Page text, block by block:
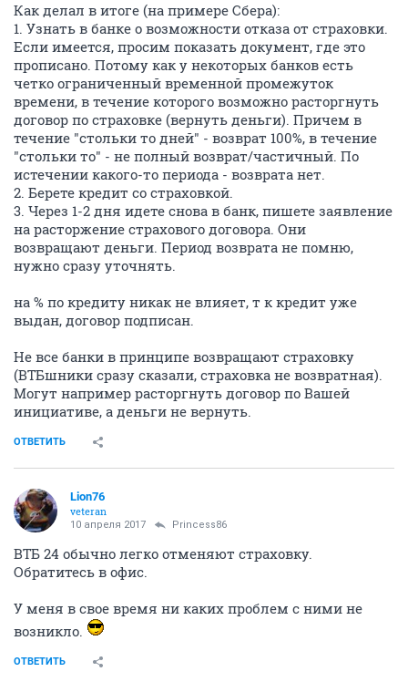
Как делал в итоге (на примере Сбера):
1. Узнать в банке о возможности отказа от страховки.
Если имеется, просим показать документ, где это
прописано. Потому как у некоторых банков есть
четко ограниченный временной промежуток
времени, в течение которого возможно расторгнуть
договор по страховке (вернуть деньги). Причем в
течение "стольки то дней" - возврат 100%, в течение
"стольки то" - не полный возврат/частичный. По
истечении какого-то периода - возврата нет.
2. Берете кредит со страховкой.
3. Через 1-2 дня идете снова в банк, пишете заявление
на расторжение страхового договора. Они
возвращают деньги. Период возврата не помню,
нужно сразу уточнять.
на % по кредиту никак не влияет, т к кредит уже
выдан, договор подписан.
Не все банки в принципе возвращают страховку
(ВТБшники сразу сказали, страховка не возвратная).
Могут например расторгнуть договор по Вашей
инициативе, а деньги не вернуть.
ОТВЕТИТЬ
Lion76
veteran
10 апреля 2017 Princess86
ВТБ 24 обычно легко отменяют страховку.
Обратитесь в офис.
У меня в свое время ни каких проблем с ними не
возникло.
ОТВЕТИТЬ